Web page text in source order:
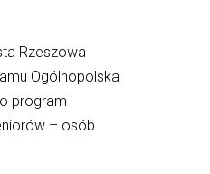
Rzeszowa
Ogólnopolska
program
– osób